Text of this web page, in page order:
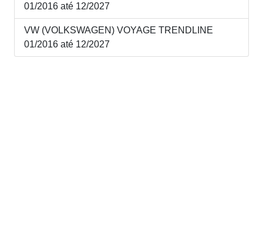
01/2016 até 12/2027
VW (VOLKSWAGEN) VOYAGE TRENDLINE
01/2016 até 12/2027